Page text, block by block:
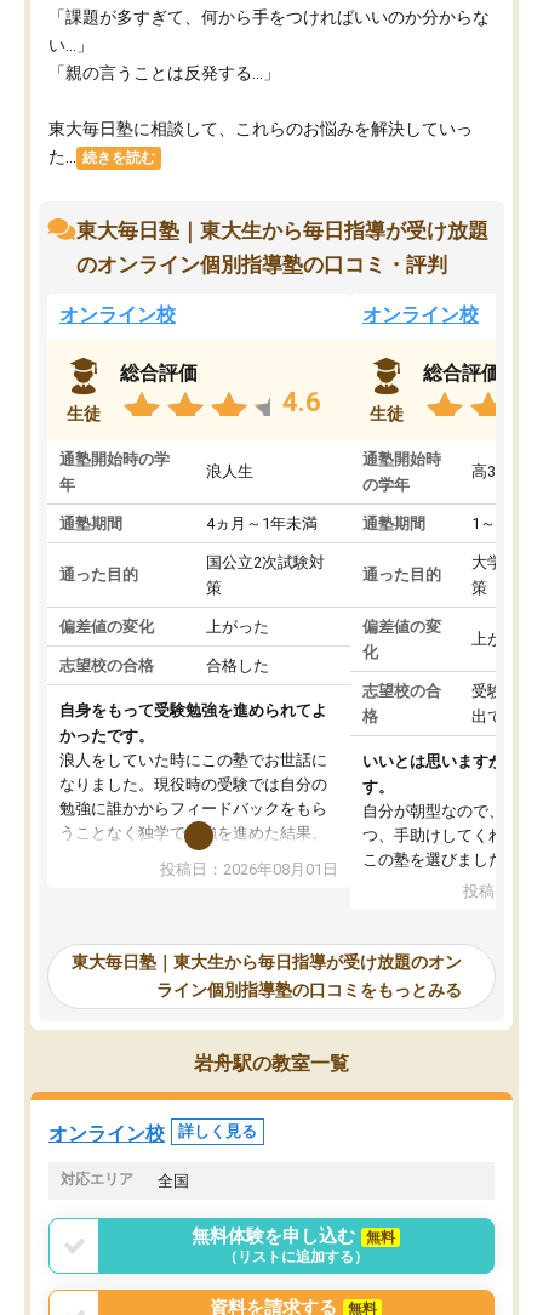
「課題が多すぎて、何から手をつければいいのか分からな
い…」
「親の言うことは反発する…」
東大毎日塾に相談して、これらのお悩みを解決していっ
た...
続きを読む
東大毎日塾｜東大生から毎日指導が受け放題
のオンライン個別指導塾の口コミ・評判
オンライン校
生徒
総合評価
4.6
通塾開始時の学
年
浪人生
通塾期間 4ヵ月～1年未満
通った目的
国公立2次試験対
策
偏差値の変化 上がった
志望校の合格 合格した
自身をもって受験勉強を進められてよ
かったです。
浪人をしていた時にこの塾でお世話に
なりました。現役時の受験では自分の
勉強に誰かからフィードバックをもら
うことなく独学で勉強を進めた結果、
入試本番に地歴の学習が間に合わず不
合格となってしまいました。その経験
東大毎日塾にたどり着きました。学習
の長期計画や日々の勉強のやり方につ
いて客観的なアドバイスをいただけた
ので、自信をもって受験勉強を進める
ことができました。自分のように勉強
のやり方や進捗管理で苦労している方
には特におすすめしたい塾です。
投稿日：2026年08月01日
オンライン校
生徒
総合評価
通塾開始時
の学年
高3
通塾期間 1～3ヵ月
通った目的
大学入学
策
偏差値の変
化
上がった
志望校の合
格
受験して
出ていな
いいとは思いますが、料
す。
自分が朝型なので、自習
つ、手助けしてくれる設
この塾を選びました。
投稿日：
東大毎日塾｜東大生から毎日指導が受け放題のオン
ライン個別指導塾の口コミをもっとみる
岩舟駅の教室一覧
オンライン校 詳しく見る
対応エリア 全国
無料体験を申し込む
無料
（リストに追加する）
資料を請求する 無料